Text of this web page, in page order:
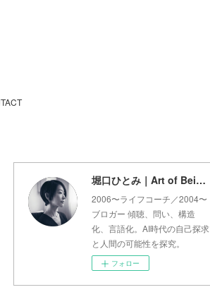
堀口ひとみ｜Art of Being Lab
2006〜ライフコーチ／2004〜
ブロガー 傾聴、問い、構造
化、言語化。AI時代の自己探求
と人間の可能性を探究。
フォロー